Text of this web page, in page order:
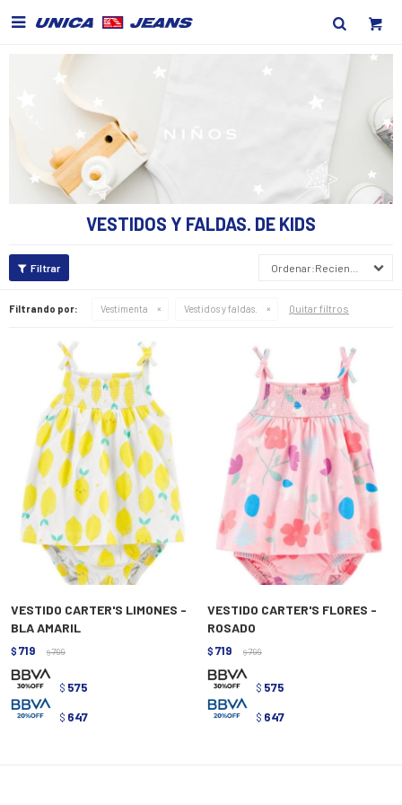

VESTIDOS Y FALDAS. DE KIDS
Recientes
Filtrando por: Vestimenta Vestidos y faldas. Quitar filtros
VESTIDO CARTER'S LIMONES -
BLA AMARIL
$ 719 $ 799
$ 575
$ 647
VESTIDO CARTER'S FLORES -
ROSADO
$ 719 $ 799
$ 575
$ 647